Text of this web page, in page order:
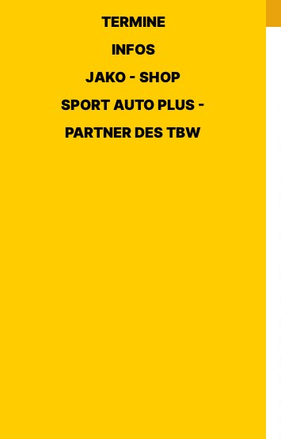
TERMINE
INFOS
JAKO - SHOP
SPORT AUTO PLUS -
PARTNER DES TBW